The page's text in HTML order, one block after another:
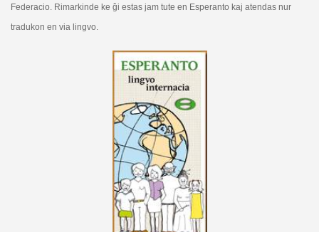
Federacio. Rimarkinde ke ĝi estas jam tute en Esperanto kaj atendas nur
tradukon en via lingvo.